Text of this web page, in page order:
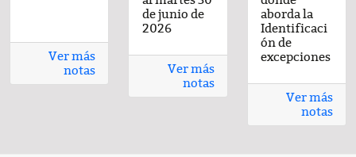
casero
Ver más
notas
de junio de
2026
de junio de
de junio de
2026
Ver más
notas
aborda la
Identificaci
ón de
excepciones
Ver más
notas